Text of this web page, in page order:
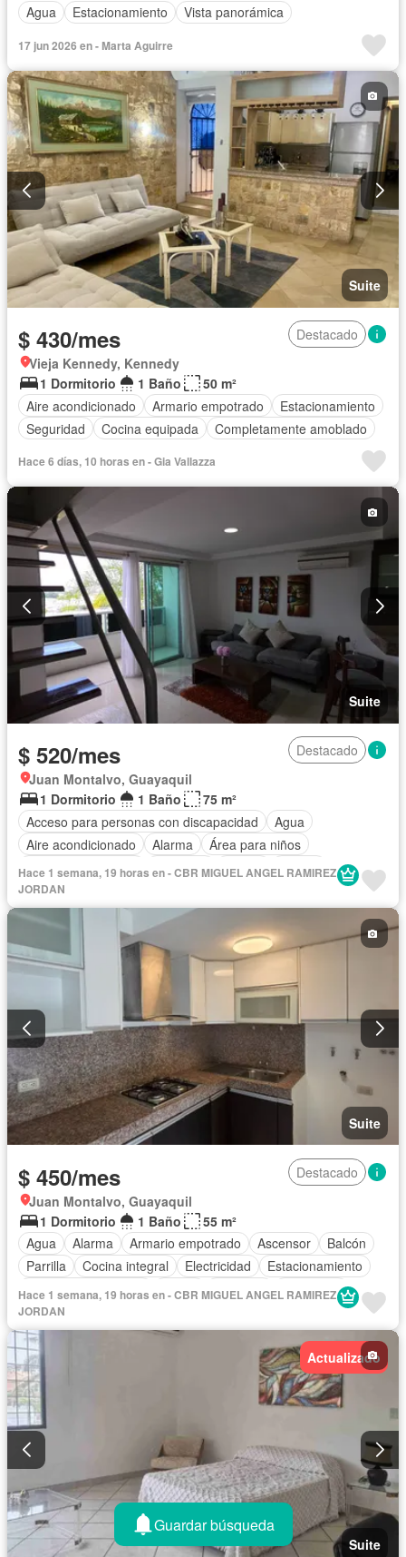
Agua
Estacionamiento Vista panorámica
17 jun 2026 en - Marta Aguirre
Suite
$ 430/mes
Destacado
Vieja Kennedy, Kennedy
1 Dormitorio
1 Baño
50 m²
Aire acondicionado
Armario empotrado
Estacionamiento
Seguridad
Cocina equipada Completamente amoblado
Hace 6 días, 10 horas en - Gia Vallazza
Suite
$ 520/mes
Destacado
Juan Montalvo, Guayaquil
1 Dormitorio
1 Baño
75 m²
Acceso para personas con discapacidad
Agua
Aire acondicionado
Alarma
Área para niños
Armario empotrado
Ascensor Balcón
Parrilla
Cancha de tenis
Electricidad
Estacionamiento
Garita de guardianía
Conserje Seguridad
Terraza
Vista panorámica
Completamente amoblado
Hace 1 semana, 19 horas en - CBR MIGUEL ANGEL RAMIREZ
JORDAN
Suite
$ 450/mes
Destacado
Juan Montalvo, Guayaquil
1 Dormitorio
1 Baño
55 m²
Agua
Alarma Armario empotrado Ascensor
Balcón
Parrilla
Cocina integral Electricidad
Estacionamiento
Garita de guardianía
Jardín Conserje
Seguridad
Terraza
Hace 1 semana, 19 horas en - CBR MIGUEL ANGEL RAMIREZ
JORDAN
Actualizado
Suite
Guardar búsqueda